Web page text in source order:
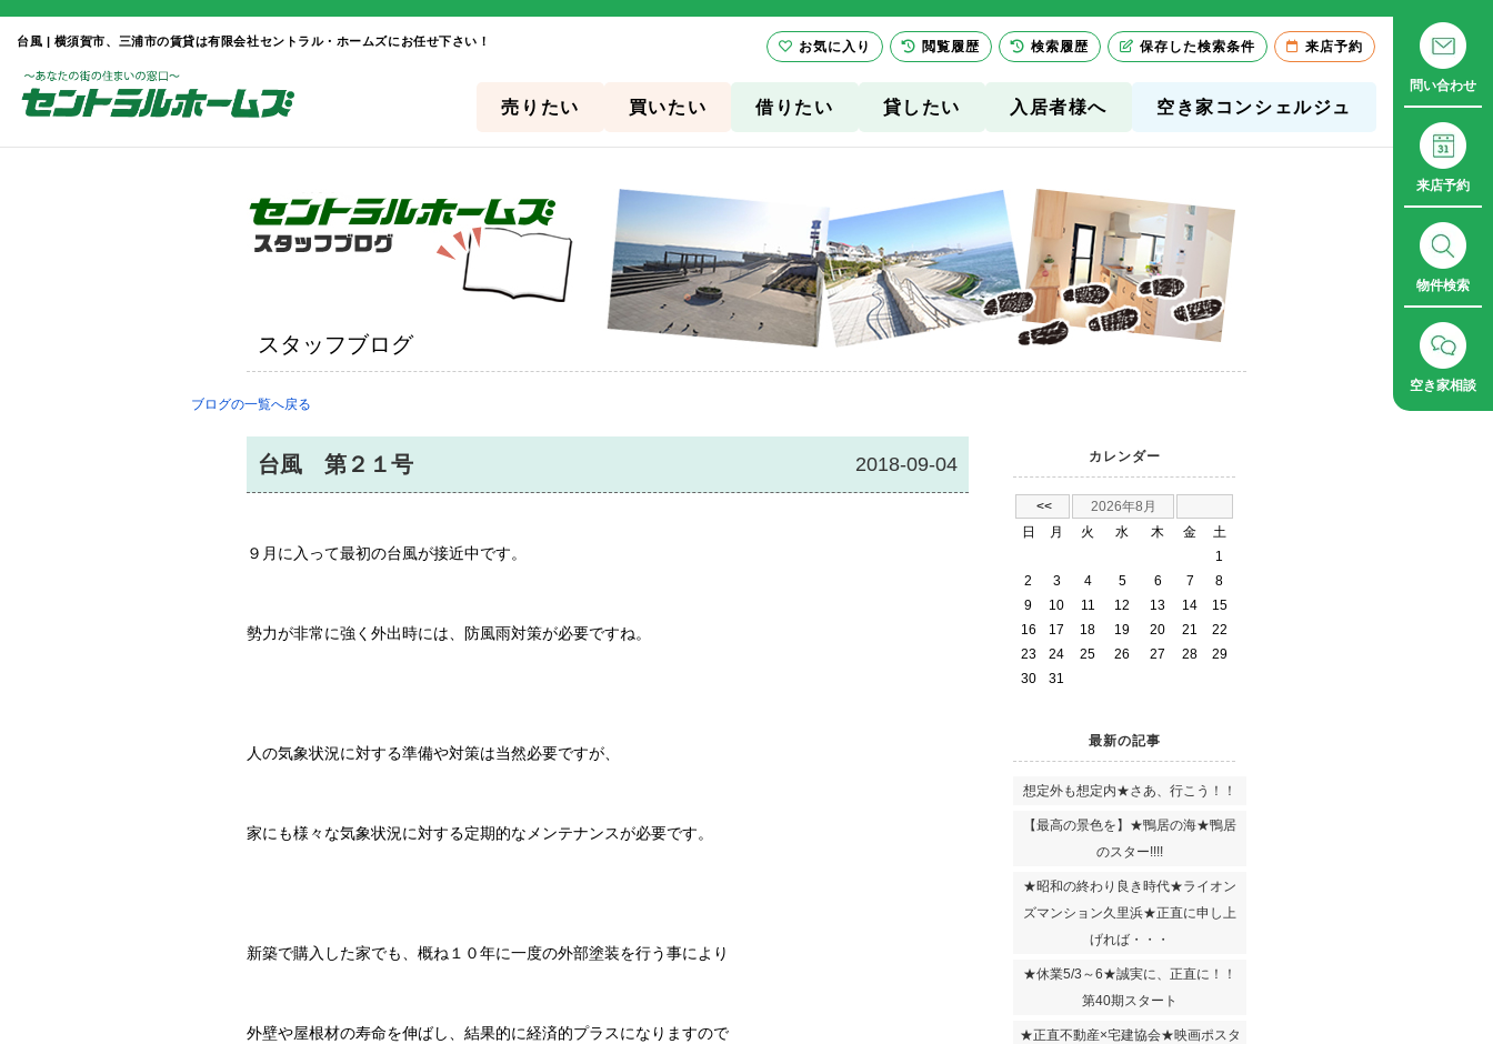
台風 | 横須賀市、三浦市の賃貸は有限会社セントラル・ホームズにお任せ下さい！
売りたい 買いたい 借りたい 貸したい 入居者様へ 空き家コンシェルジュ
問い合わせ
来店予約
物件検索
空き家相談
スタッフブログ
ブログの一覧へ戻る
台風 第２１号 2018-09-04
９月に入って最初の台風が接近中です。
勢力が非常に強く外出時には、防風雨対策が必要ですね。
人の気象状況に対する準備や対策は当然必要ですが、
家にも様々な気象状況に対する定期的なメンテナンスが必要です。
新築で購入した家でも、概ね１０年に一度の外部塗装を行う事により
外壁や屋根材の寿命を伸ばし、結果的に経済的プラスになりますので
カレンダー
<<
2026年8月
日
月 火 水 木 金
土
1
2
3 4 5 6 7
8
9
10 11 12 13 14
15
16
17 18 19 20 21
22
23
24 25 26 27 28
29
30
31
最新の記事
想定外も想定内★さあ、行こう！！
【最高の景色を】★鴨居の海★鴨居
のスター!!!!
★昭和の終わり良き時代★ライオン
ズマンション久里浜★正直に申し上
げれば・・・
★休業5/3～6★誠実に、正直に！！
第40期スタート
★正直不動産×宅建協会★映画ポスタ
お気に入り 閲覧履歴 検索履歴 保存した検索条件 来店予約